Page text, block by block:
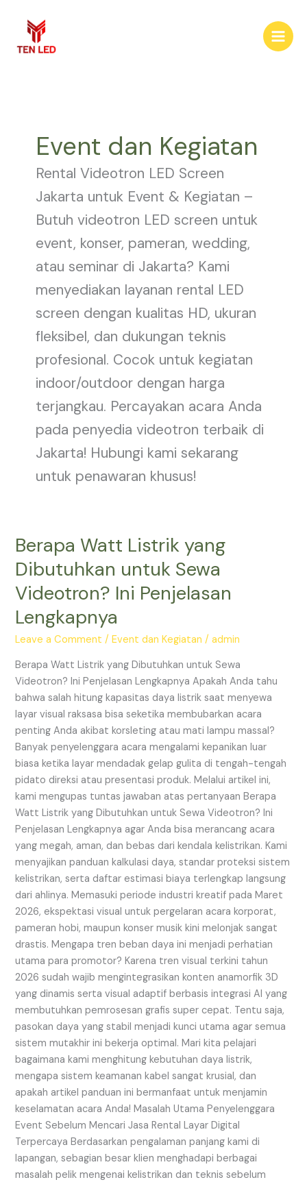
content
Event dan Kegiatan
Rental Videotron LED Screen
Jakarta untuk Event & Kegiatan –
Butuh videotron LED screen untuk
event, konser, pameran, wedding,
atau seminar di Jakarta? Kami
menyediakan layanan rental LED
screen dengan kualitas HD, ukuran
fleksibel, dan dukungan teknis
profesional. Cocok untuk kegiatan
indoor/outdoor dengan harga
terjangkau. Percayakan acara Anda
pada penyedia videotron terbaik di
Jakarta! Hubungi kami sekarang
untuk penawaran khusus!
Berapa Watt Listrik yang
Dibutuhkan untuk Sewa
Videotron? Ini Penjelasan
Lengkapnya
Leave a Comment /Event dan Kegiatan /admin
Berapa Watt Listrik yang Dibutuhkan untuk Sewa
Videotron? Ini Penjelasan Lengkapnya Apakah Anda tahu
bahwa salah hitung kapasitas daya listrik saat menyewa
layar visual raksasa bisa seketika membubarkan acara
penting Anda akibat korsleting atau mati lampu massal?
Banyak penyelenggara acara mengalami kepanikan luar
biasa ketika layar mendadak gelap gulita di tengah-tengah
pidato direksi atau presentasi produk. Melalui artikel ini,
kami mengupas tuntas jawaban atas pertanyaan Berapa
Watt Listrik yang Dibutuhkan untuk Sewa Videotron? Ini
Penjelasan Lengkapnya agar Anda bisa merancang acara
yang megah, aman, dan bebas dari kendala kelistrikan. Kami
menyajikan panduan kalkulasi daya, standar proteksi sistem
kelistrikan, serta daftar estimasi biaya terlengkap langsung
dari ahlinya. Memasuki periode industri kreatif pada Maret
2026, ekspektasi visual untuk pergelaran acara korporat,
pameran hobi, maupun konser musik kini melonjak sangat
drastis. Mengapa tren beban daya ini menjadi perhatian
utama para promotor? Karena tren visual terkini tahun
2026 sudah wajib mengintegrasikan konten anamorfik 3D
yang dinamis serta visual adaptif berbasis integrasi AI yang
membutuhkan pemrosesan grafis super cepat. Tentu saja,
pasokan daya yang stabil menjadi kunci utama agar semua
sistem mutakhir ini bekerja optimal. Mari kita pelajari
bagaimana kami menghitung kebutuhan daya listrik,
mengapa sistem keamanan kabel sangat krusial, dan
apakah artikel panduan ini bermanfaat untuk menjamin
keselamatan acara Anda! Masalah Utama Penyelenggara
Event Sebelum Mencari Jasa Rental Layar Digital
Terpercaya Berdasarkan pengalaman panjang kami di
lapangan, sebagian besar klien menghadapi berbagai
masalah pelik mengenai kelistrikan dan teknis sebelum
Berapa
Listrik
yang
untuk
Sewa
Ini
Penjelasan
Lengkapnya